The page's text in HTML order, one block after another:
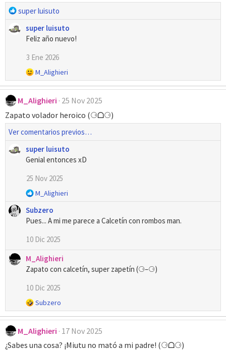
o
e
s
R
a
n
s
:
super luisuto
super luisuto
Feliz año nuevo!
3 Ene 2026
R
e
a
c
i
o
e
s
M_Alighieri
M_Alighieri 25 Nov 2025
Zapato volador heroico (⚆ᗝ⚆)
Ver comentarios previos…
super luisuto
Genial entonces xD
25 Nov 2025
R
a
c
i
n
e
:
M_Alighieri
Subzero
Pues... A mi me parece a Calcetín con rombos man.
10 Dic 2025
M_Alighieri
Zapato con calcetín, super zapetín (⚆–⚆)
10 Dic 2025
R
e
a
c
Subzero
M_Alighieri 17 Nov 2025
¿Sabes una cosa? ¡Miutu no mató a mi padre! (⚆ᗝ⚆)